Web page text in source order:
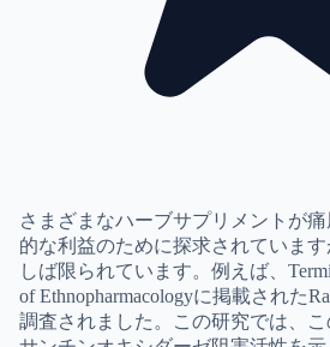
さまざまなハーブサプリメントが
的な利益のために探求されていま
しば限られています。例えば、
of Ethnopharmacologyに掲載された
調査されました。この研究では、